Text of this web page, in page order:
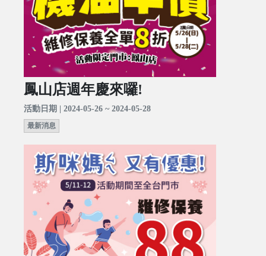
鳳山店週年慶來囉!
活動日期 | 2024-05-26 ~ 2024-05-28
最新消息